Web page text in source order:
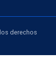
derechos